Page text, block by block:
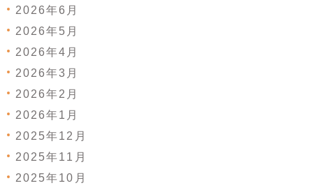
2026年6月
2026年5月
2026年4月
2026年3月
2026年2月
2026年1月
2025年12月
2025年11月
2025年10月